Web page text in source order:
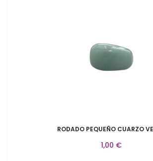
RODADO PEQUEÑO CUARZO
1,00 €